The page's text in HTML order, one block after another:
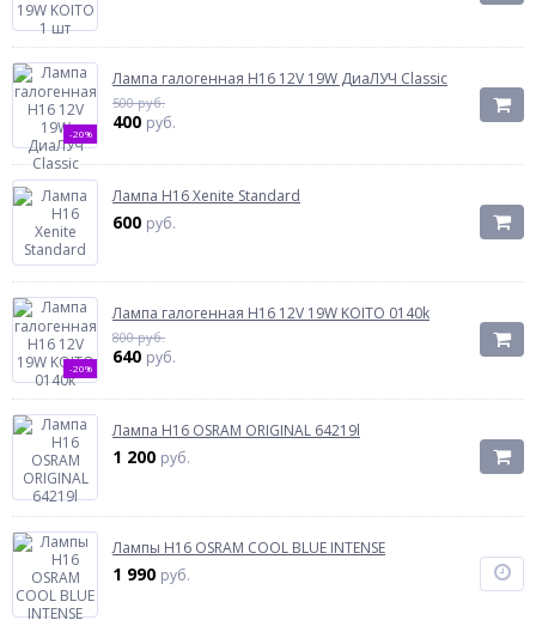
-20%
Лампа галогенная H16 12V 19W ДиаЛУЧ Classic
500 руб.
400 руб.
Лампа H16 Xenite Standard
600 руб.
-20%
Лампа галогенная H16 12V 19W KOITO 0140k
800 руб.
640 руб.
Лампа H16 OSRAM ORIGINAL 64219l
1 200 руб.
Лампы H16 OSRAM COOL BLUE INTENSE
1 990 руб.